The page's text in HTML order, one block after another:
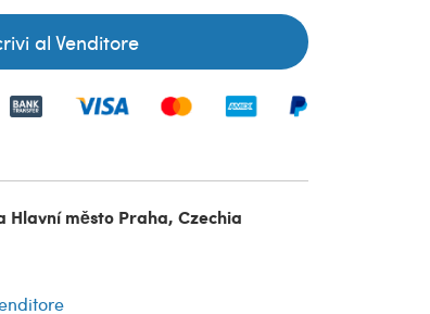
al Venditore
Hlavní město Praha, Czechia